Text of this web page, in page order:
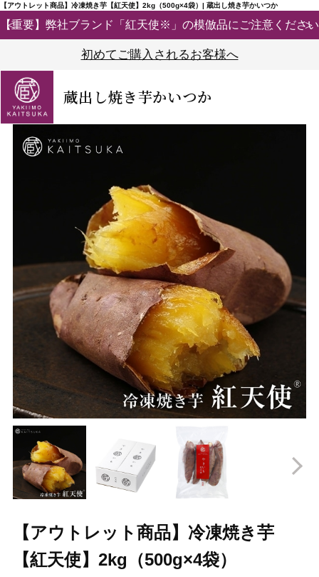
【アウトレット商品】冷凍焼き芋【紅天使】2kg（500g×4袋）| 蔵出し焼き芋かいつか
【重要】弊社ブランド「紅天使※」の模倣品にご注意ください
初めてご購入されるお客様へ
蔵出し焼き芋かいつか
Prev
【アウトレット商品】冷凍焼き芋
【紅天使】2kg（500g×4袋）